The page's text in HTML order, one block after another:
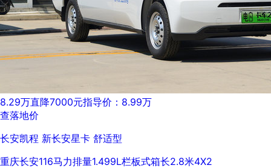
8.29万直降7000元指导价：8.99万
查落地价
长安凯程 新长安星卡 舒适型
重庆长安116马力排量1.499L栏板式箱长2.8米4X2